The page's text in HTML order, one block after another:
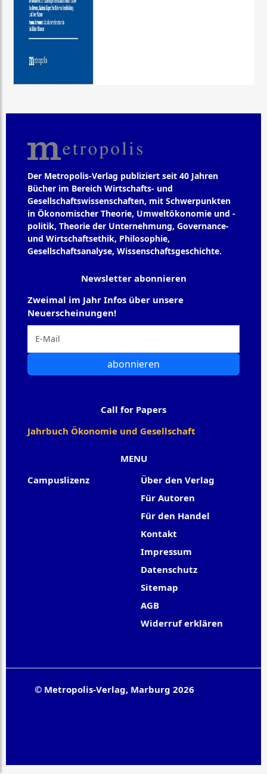
Der Metropolis-Verlag publiziert seit 40 Jahren
Bücher im Bereich Wirtschafts- und
Gesellschaftswissenschaften, mit Schwerpunkten
in Ökonomischer Theorie, Umweltökonomie und -
politik, Theorie der Unternehmung, Governance-
und Wirtschaftsethik, Philosophie,
Gesellschaftsanalyse, Wissenschaftsgeschichte.
MENU
Campuslizenz
Über den Verlag
Für Autoren
Für den Handel
Kontakt
Impressum
Datenschutz
Sitemap
AGB
Widerruf erklären
Newsletter abonnieren
Zweimal im Jahr Infos über unsere
Neuerscheinungen!
abonnieren
Call for Papers
Jahrbuch Ökonomie und Gesellschaft
© Metropolis-Verlag, Marburg 2026